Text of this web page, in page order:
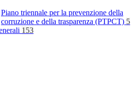
Piano triennale per la prevenzione della
corruzione e della trasparenza (PTPCT) 5
153